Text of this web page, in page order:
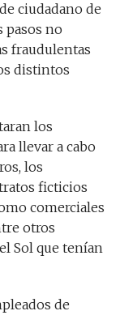
ciudadano de
pasos no
fraudulentas
distintos
los
llevar a cabo
los
ficticios
comerciales
otros
Sol que tenían
de